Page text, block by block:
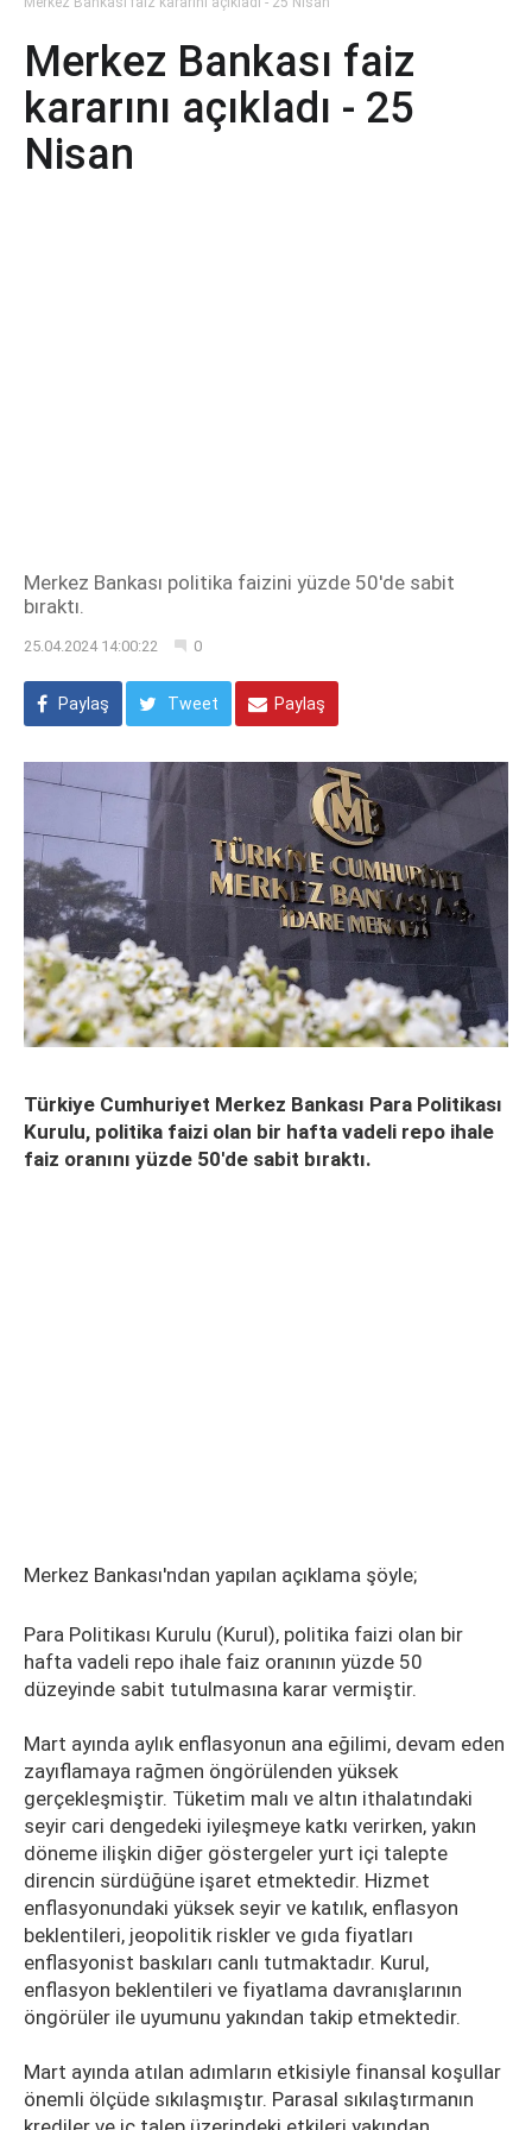
Merkez Bankası faiz
kararını açıkladı - 25
Nisan
Merkez Bankası politika faizini yüzde 50'de sabit
bıraktı.
25.04.2024 14:00:22 0
Paylaş Tweet Paylaş
Türkiye Cumhuriyet Merkez Bankası Para Politikası
Kurulu, politika faizi olan bir hafta vadeli repo ihale
faiz oranını yüzde 50'de sabit bıraktı.
Merkez Bankası'ndan yapılan açıklama şöyle;
Para Politikası Kurulu (Kurul), politika faizi olan bir
hafta vadeli repo ihale faiz oranının yüzde 50
düzeyinde sabit tutulmasına karar vermiştir.
Mart ayında aylık enflasyonun ana eğilimi, devam eden
zayıflamaya rağmen öngörülenden yüksek
gerçekleşmiştir. Tüketim malı ve altın ithalatındaki
seyir cari dengedeki iyileşmeye katkı verirken, yakın
döneme ilişkin diğer göstergeler yurt içi talepte
direncin sürdüğüne işaret etmektedir. Hizmet
enflasyonundaki yüksek seyir ve katılık, enflasyon
beklentileri, jeopolitik riskler ve gıda fiyatları
enflasyonist baskıları canlı tutmaktadır. Kurul,
enflasyon beklentileri ve fiyatlama davranışlarının
öngörüler ile uyumunu yakından takip etmektedir.
Mart ayında atılan adımların etkisiyle finansal koşullar
önemli ölçüde sıkılaşmıştır. Parasal sıkılaştırmanın